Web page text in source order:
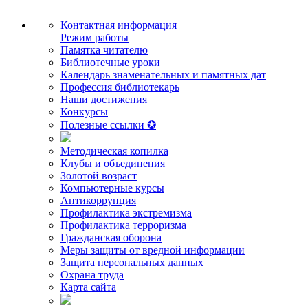
Контактная информация
Режим работы
Памятка читателю
Библиотечные уроки
Календарь знаменательных и памятных дат
Профессия библиотекарь
Наши достижения
Конкурсы
Полезные ссылки ✪
Методическая копилка
Клубы и объединения
Золотой возраст
Компьютерные курсы
Антикоррупция
Профилактика экстремизма
Профилактика терроризма
Гражданская оборона
Меры защиты от вредной информации
Защита персональных данных
Охрана труда
Карта сайта